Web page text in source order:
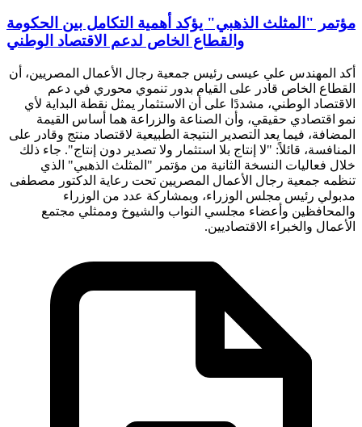
مؤتمر "المثلث الذهبي" يؤكد أهمية التكامل بين الحكومة
والقطاع الخاص لدعم الاقتصاد الوطني
أكد المهندس علي عيسى رئيس جمعية رجال الأعمال المصريين، أن
القطاع الخاص قادر على القيام بدور تنموي محوري في دعم
الاقتصاد الوطني، مشددًا على أن الاستثمار يمثل نقطة البداية لأي
نمو اقتصادي حقيقي، وأن الصناعة والزراعة هما أساس القيمة
المضافة، فيما يعد التصدير النتيجة الطبيعية لاقتصاد منتج وقادر على
المنافسة، قائلاً: "لا إنتاج بلا استثمار ولا تصدير دون إنتاج". جاء ذلك
خلال فعاليات النسخة الثانية من مؤتمر "المثلث الذهبي" الذي
تنظمه جمعية رجال الأعمال المصريين تحت رعاية الدكتور مصطفى
مدبولي رئيس مجلس الوزراء، وبمشاركة عدد من الوزراء
والمحافظين وأعضاء مجلسي النواب والشيوخ وممثلي مجتمع
الأعمال والخبراء الاقتصاديين.